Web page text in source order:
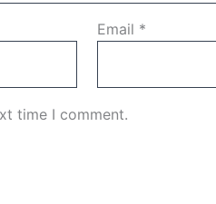
Email *
time I comment.